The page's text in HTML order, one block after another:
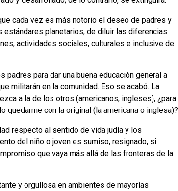
cada vez es más notorio el deseo de padres y
planetarios, de diluir las diferencias
actividades sociales, culturales e inclusive de
para dar una buena educación general a
militarán en la comunidad. Eso se acabó. La
a la de los otros (americanos, ingleses), ¿para
quedarme con la original (la americana o inglesa)?
respecto al sentido de vida judía y los
del niño o joven es sumiso, resignado, si
que vaya más allá de las fronteras de la
y orgullosa en ambientes de mayorías